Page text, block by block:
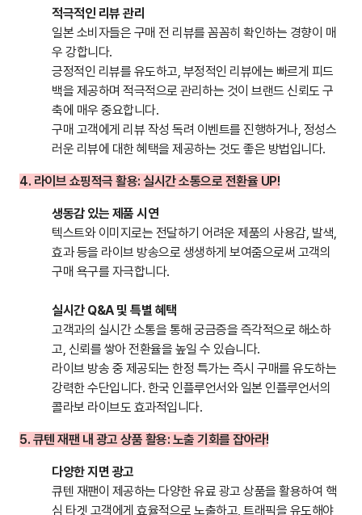
적극적인 리뷰 관리
일본 소비자들은 구매 전 리뷰를 꼼꼼히 확인하는 경향이 매
우 강합니다.
긍정적인 리뷰를 유도하고, 부정적인 리뷰에는 빠르게 피드
백을 제공하며 적극적으로 관리하는 것이 브랜드 신뢰도 구
축에 매우 중요합니다.
구매 고객에게 리뷰 작성 독려 이벤트를 진행하거나, 정성스
러운 리뷰에 대한 혜택을 제공하는 것도 좋은 방법입니다.
4. 라이브 쇼핑적극 활용: 실시간 소통으로 전환율 UP!
생동감 있는 제품 시연
텍스트와 이미지로는 전달하기 어려운 제품의 사용감, 발색,
효과 등을 라이브 방송으로 생생하게 보여줌으로써 고객의
구매 욕구를 자극합니다.
실시간 Q&A 및 특별 혜택
고객과의 실시간 소통을 통해 궁금증을 즉각적으로 해소하
고, 신뢰를 쌓아 전환율을 높일 수 있습니다.
라이브 방송 중 제공되는 한정 특가는 즉시 구매를 유도하는
강력한 수단입니다. 한국 인플루언서와 일본 인플루언서의
콜라보 라이브도 효과적입니다.
5. 큐텐 재팬 내 광고 상품 활용: 노출 기회를 잡아라!
다양한 지면 광고
큐텐 재팬이 제공하는 다양한 유료 광고 상품을 활용하여 핵
심 타겟 고객에게 효율적으로 노출하고, 트래픽을 유도해야